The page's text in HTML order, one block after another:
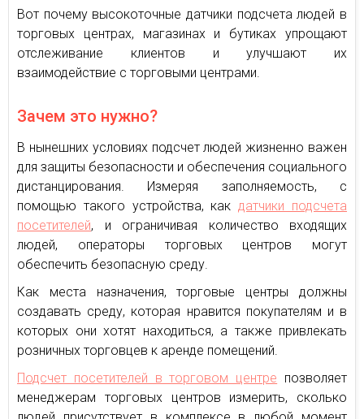
Вот почему высокоточные датчики подсчета людей в
торговых центрах, магазинах и бутиках упрощают
отслеживание клиентов и улучшают их
взаимодействие с торговыми центрами.
Зачем это нужно?
В нынешних условиях подсчет людей жизненно важен
для защиты безопасности и обеспечения социального
дистанцирования. Измеряя заполняемость, с
помощью такого устройства, как датчики подсчета
посетителей, и ограничивая количество входящих
людей, операторы торговых центров могут
обеспечить безопасную среду.
Как места назначения, торговые центры должны
создавать среду, которая нравится покупателям и в
которых они хотят находиться, а также привлекать
розничных торговцев к аренде помещений.
Подсчет посетителей в торговом центре позволяет
менеджерам торговых центров измерить, сколько